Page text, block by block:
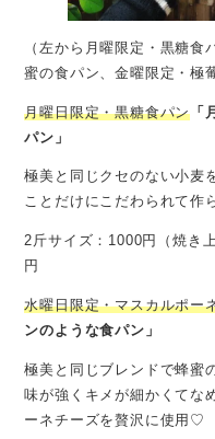
（左から月曜限定・黒糖
蜜の食パン、金曜限定・極
月曜日限定・黒糖食パン 「
パン」
極美と同じクセのない小麦
ことだけにこだわられて作
2斤サイズ：1000円（焼き
円
水曜日限定・マスカルポー
ンのような食パン」
極美と同じブレンドで蜂蜜
味が強くキメが細かくてな
ーネチーズを贅沢に使用♡